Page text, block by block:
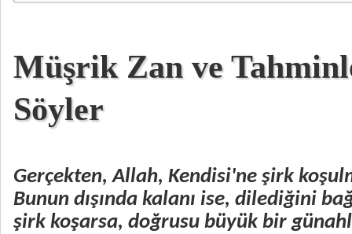
Müşrik Zan ve
Söyler
Gerçekten, Allah, Kendisi'ne şirk
Bunun dışında kalanı ise, dilediğini
şirk koşarsa, doğrusu büyük bir